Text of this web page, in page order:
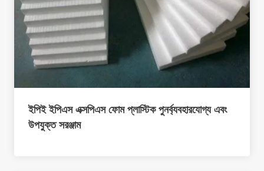
ইপিই ইপিএস এক্সপিএস ফোম প্লাস্টিক পুনর্ব্যবহারযোগ্য এবং
উপযুক্ত সরঞ্জাম